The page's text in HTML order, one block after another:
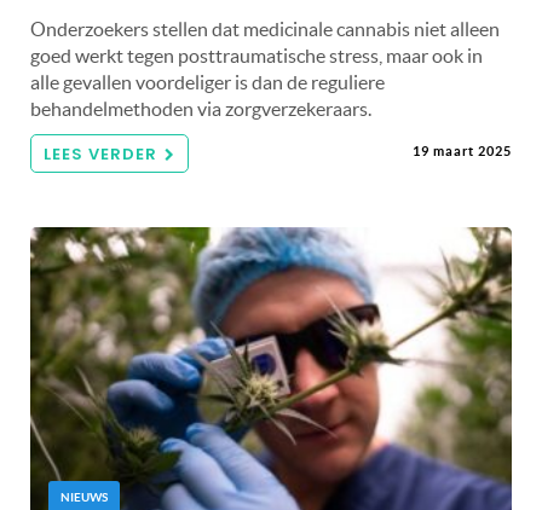
Onderzoekers stellen dat medicinale cannabis niet alleen
goed werkt tegen posttraumatische stress, maar ook in
alle gevallen voordeliger is dan de reguliere
behandelmethoden via zorgverzekeraars.
LEES VERDER 19 maart 2025
NIEUWS